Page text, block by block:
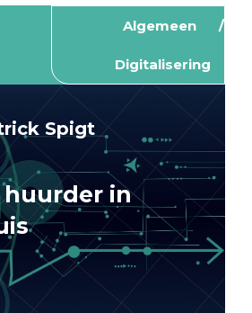
Algemeen
Digitalisering
Spigt
in